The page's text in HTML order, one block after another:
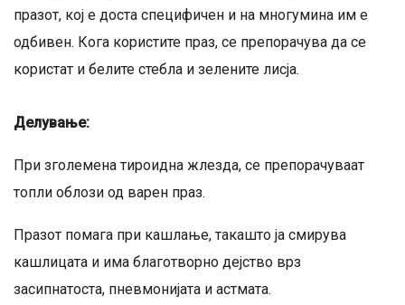
празот, кој е доста специфичен и на многумина им е
одбивен. Кога користите праз, се препорачува да се
користат и белите стебла и зелените лисја.
Делување:
При зголемена тироидна жлезда, се препорачуваат
топли облози од варен праз.
Празот помага при кашлање, такашто ја смирува
кашлицата и има благотворно дејство врз
засипнатоста, пневмонијата и астмата.